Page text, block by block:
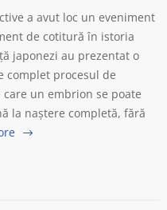
a avut loc un eveniment
de cotitură în istoria
japonezi au prezentat o
complet procesul de
un embrion se poate
la naștere completă, fără